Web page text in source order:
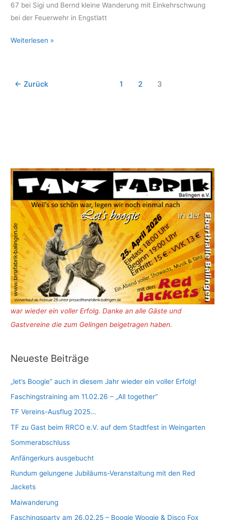
67 bei Sigi und Bernd kleine Wanderung mit Einkehrschwung
bei der Feuerwehr in Engstlatt
Maiwanderung
Weiterlesen »
← Zurück 1 2 3
war wieder ein voller Erfolg. Danke an alle Gäste und
Gastvereine die zum Gelingen beigetragen haben.
Neueste Beiträge
„let’s Boogie“ auch in diesem Jahr wieder ein voller Erfolg!
Faschingstraining am 11.02.26 – „All together“
TF Vereins-Ausflug 2025…
TF zu Gast beim RRCO e.V. auf dem Stadtfest in Weingarten
Sommerabschluss
Anfängerkurs ausgebucht
Rundum gelungene Jubiläums-Veranstaltung mit den Red
Jackets
Maiwanderung
Faschingsparty am 26.02.25 – Boogie Woogie & Disco Fox